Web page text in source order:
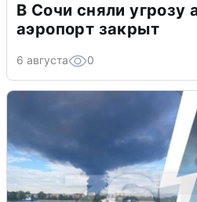
В Сочи сняли угрозу
аэропорт закрыт
6 августа 0